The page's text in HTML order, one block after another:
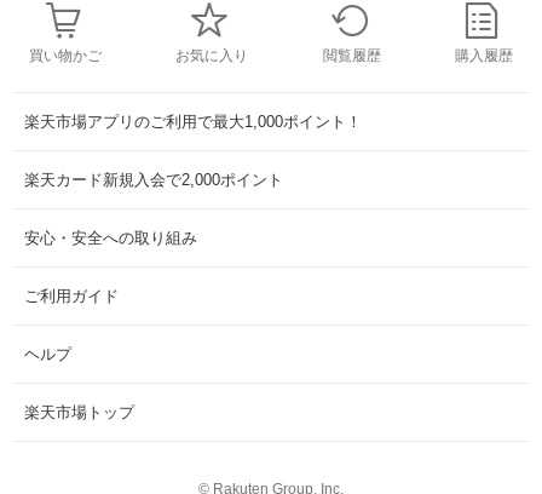
買い物かご お気に入り 閲覧履歴 購入履歴
楽天市場アプリのご利用で最大1,000ポイント！
楽天カード新規入会で2,000ポイント
安心・安全への取り組み
ご利用ガイド
ヘルプ
楽天市場トップ
© Rakuten Group, Inc.